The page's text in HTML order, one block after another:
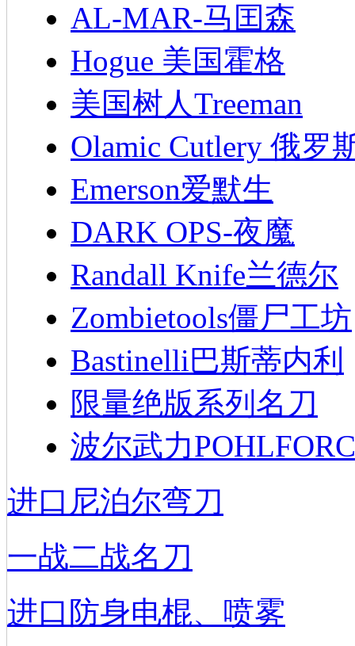
AL-MAR-马囯森
Hogue 美国霍格
美国树人Treeman
Olamic Cutlery 俄罗
Emerson爱默生
DARK OPS-夜魔
Randall Knife兰德尔
Zombietools僵尸工坊
Bastinelli巴斯蒂内利
限量绝版系列名刀
波尔武力
进口尼泊尔弯刀
一战二战名刀
进口防身电棍、喷雾